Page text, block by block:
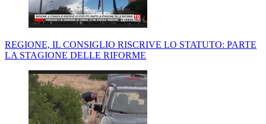
REGIONE, IL CONSIGLIO RISCRIVE LO STATUTO: PARTE
LA STAGIONE DELLE RIFORME